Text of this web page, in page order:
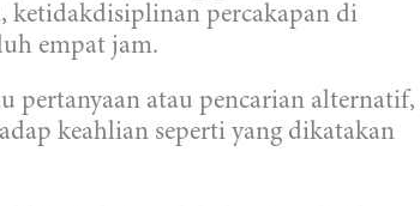
ketidakdisiplinan percakapan di
empat jam.
pertanyaan atau pencarian alternatif,
keahlian seperti yang dikatakan